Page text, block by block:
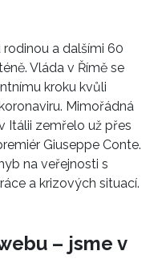
rodinou a dalšími 60
Vláda v Římě se
kroku kvůli
Mimořádná
Itálii zemřelo už přes
Giuseppe Conte.
na veřejnosti s
a krizových situací.
– jsme v